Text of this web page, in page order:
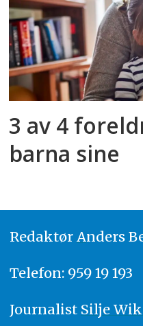
3 av 4
barna sine
Redaktør Anders
Telefon: 959 19 193
Journalist Silje